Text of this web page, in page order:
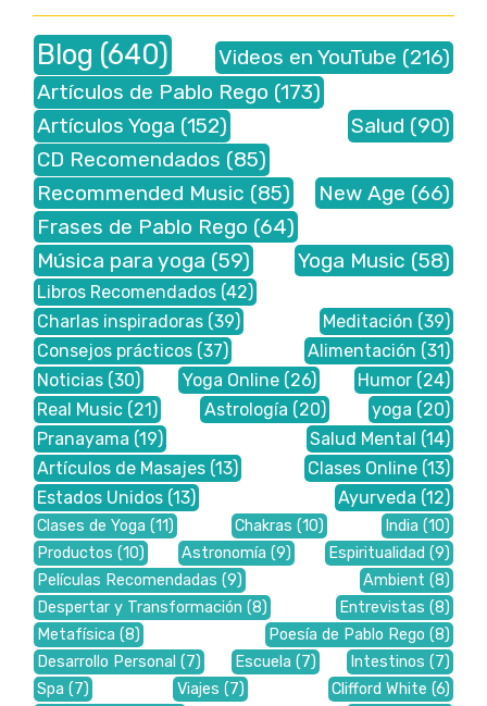
Blog (640) Videos en YouTube (216)
Artículos de Pablo Rego (173)
Artículos Yoga (152) Salud (90)
CD Recomendados (85)
Recommended Music (85) New Age (66)
Frases de Pablo Rego (64)
Música para yoga (59) Yoga Music (58)
Libros Recomendados (42)
Charlas inspiradoras (39) Meditación (39)
Consejos prácticos (37) Alimentación (31)
Noticias (30) Yoga Online (26) Humor (24)
Real Music (21) Astrología (20) yoga (20)
Pranayama (19) Salud Mental (14)
Artículos de Masajes (13) Clases Online (13)
Estados Unidos (13) Ayurveda (12)
Clases de Yoga (11) Chakras (10) India (10)
Productos (10) Astronomía (9) Espiritualidad (9)
Películas Recomendadas (9) Ambient (8)
Despertar y Transformación (8) Entrevistas (8)
Metafísica (8) Poesía de Pablo Rego (8)
Desarrollo Personal (7) Escuela (7) Intestinos (7)
Spa (7) Viajes (7) Clifford White (6)